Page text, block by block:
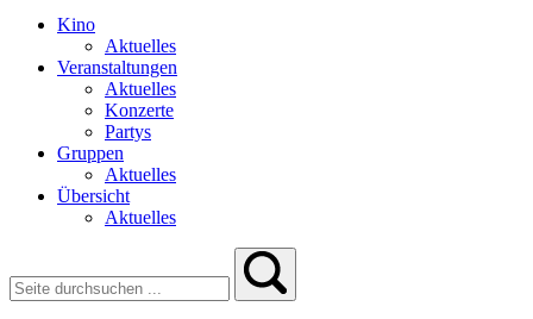
Kino
Aktuelles
Veranstaltungen
Aktuelles
Konzerte
Partys
Gruppen
Aktuelles
Übersicht
Aktuelles